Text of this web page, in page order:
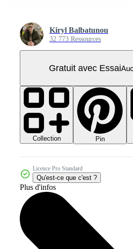
Kiryl Balbatunou
32 773 Ressources
Gratuit avec Essai
Collection Pin
Licence Pro Standard
Qu'est-ce que c'est ?
Plus d'infos